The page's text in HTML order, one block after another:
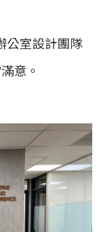
公室設計團隊
意。